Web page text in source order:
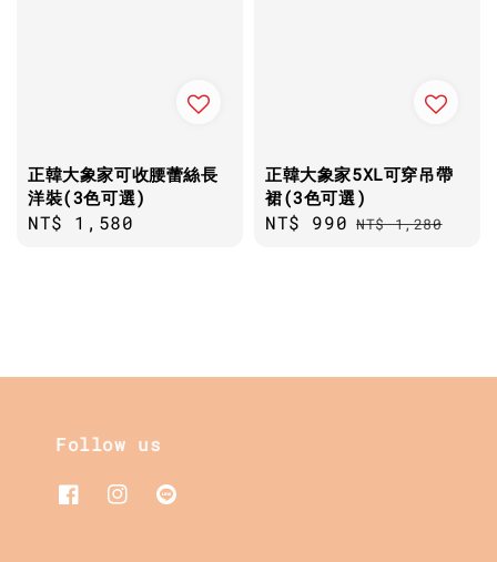
正韓大象家可收腰蕾絲長
洋裝(3色可選)
Regular
NT$ 1,580
正韓大象家5XL可穿吊帶
裙(3色可選)
Sale
NT$ 990 Regular
NT$ 1,280
Follow us